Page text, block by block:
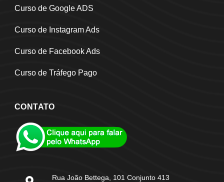
Curso de Google ADS
Curso de Instagram Ads
Curso de Facebook Ads
Curso de Tráfego Pago
CONTATO
Rua João Bettega, 101 Conjunto 413